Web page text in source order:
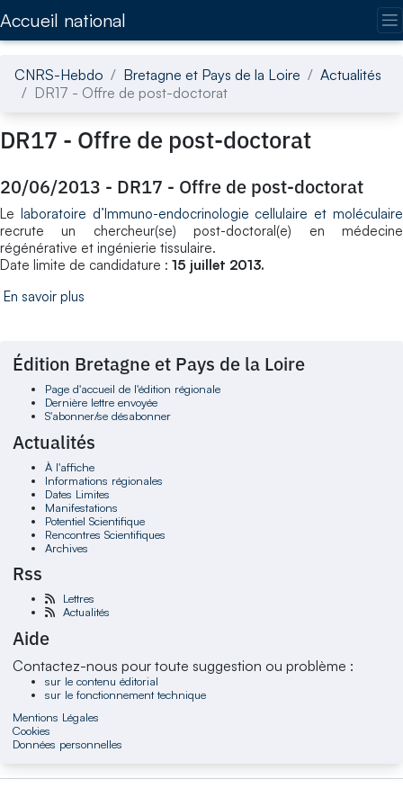
Accueil national
CNRS-Hebdo Bretagne et Pays de la Loire
Actualités
DR17 - Offre de post-doctorat
DR17 - Offre de post-doctorat
20/06/2013 - DR17 - Offre de post-doctorat
Le laboratoire d’Immuno-endocrinologie cellulaire et moléculaire
recrute un chercheur(se) post-doctoral(e) en médecine
régénérative et ingénierie tissulaire.
Date limite de candidature : 15 juillet 2013.
En savoir plus
Édition Bretagne et Pays de la Loire
Page d'accueil de l'édition régionale
Dernière lettre envoyée
S'abonner/se désabonner
Actualités
À l'affiche
Informations régionales
Dates Limites
Manifestations
Potentiel Scientifique
Rencontres Scientifiques
Archives
Rss
Lettres
Actualités
Aide
Contactez-nous pour toute suggestion ou problème :
sur le contenu éditorial
sur le fonctionnement technique
Mentions Légales
Cookies
Données personnelles